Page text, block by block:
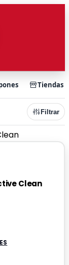
Tiendas
Filtrar
Clean